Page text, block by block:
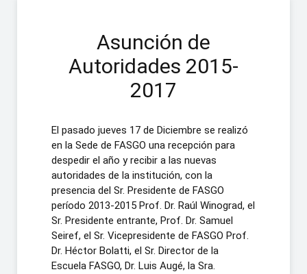
Asunción de
Autoridades 2015-
2017
El pasado jueves 17 de Diciembre se realizó
en la Sede de FASGO una recepción para
despedir el año y recibir a las nuevas
autoridades de la institución, con la
presencia del Sr. Presidente de FASGO
período 2013-2015 Prof. Dr. Raúl Winograd, el
Sr. Presidente entrante, Prof. Dr. Samuel
Seiref, el Sr. Vicepresidente de FASGO Prof.
Dr. Héctor Bolatti, el Sr. Director de la
Escuela FASGO, Dr. Luis Augé, la Sra.